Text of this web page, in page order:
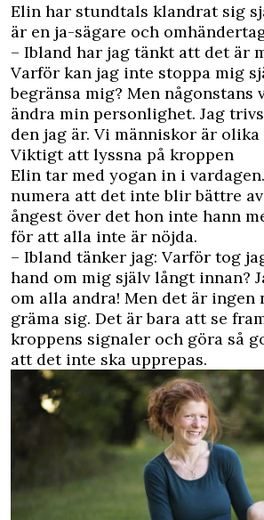
Elin har stundtals klandrat sig
är en ja-sägare och
– Ibland har jag tänkt att det är
Varför kan jag inte stoppa mig
begränsa mig? Men någonstans
ändra min personlighet. Jag
den jag är. Vi människor är olika
Viktigt att lyssna på kroppen
Elin tar med yogan in i
numera att det inte blir bättre
ångest över det hon inte hann
för att alla inte är nöjda.
– Ibland tänker jag: Varför tog
hand om mig själv långt innan?
om alla andra! Men det är ingen
gräma sig. Det är bara att se
kroppens signaler och göra så
att det inte ska upprepas.